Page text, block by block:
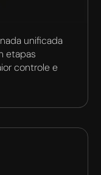
unificada
etapas
controle e